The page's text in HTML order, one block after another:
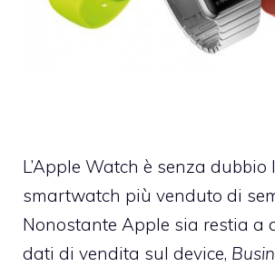
L’Apple Watch è senza dubbio
smartwatch più venduto di
Nonostante Apple sia restia a
dati di vendita sul device,